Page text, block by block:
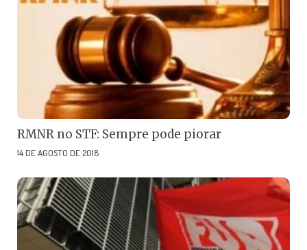
RMNR no STF: Sempre pode piorar
14 DE AGOSTO DE 2018